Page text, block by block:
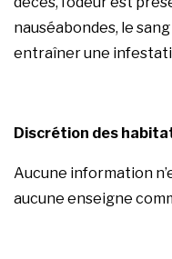
nauséabondes, le
entraîner une
Discrétion des
Aucune information
aucune enseigne